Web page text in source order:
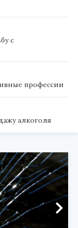
с
профессии
алкоголя